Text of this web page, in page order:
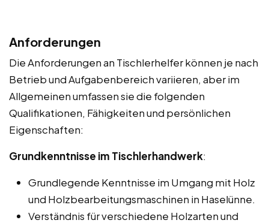
Anforderungen
Die Anforderungen an Tischlerhelfer können je nach
Betrieb und Aufgabenbereich variieren, aber im
Allgemeinen umfassen sie die folgenden
Qualifikationen, Fähigkeiten und persönlichen
Eigenschaften:
Grundkenntnisse im Tischlerhandwerk:
Grundlegende Kenntnisse im Umgang mit Holz
und Holzbearbeitungsmaschinen in Haselünne.
Verständnis für verschiedene Holzarten und